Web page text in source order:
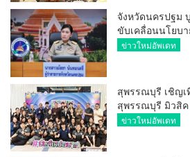
จังหวัดนครปฐม
ขับเคลื่อนนโยบ
ระดับการป้องกั
ข่าวใหม่อัพเดท
สุพรรณบุรี เชิญเ
สุพรรณบุรี มิวสิ
มาก
ข่าวใหม่อัพเดท